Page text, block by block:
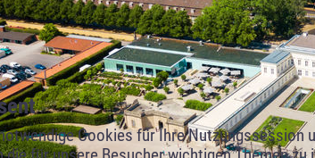
Cookies für Ihre